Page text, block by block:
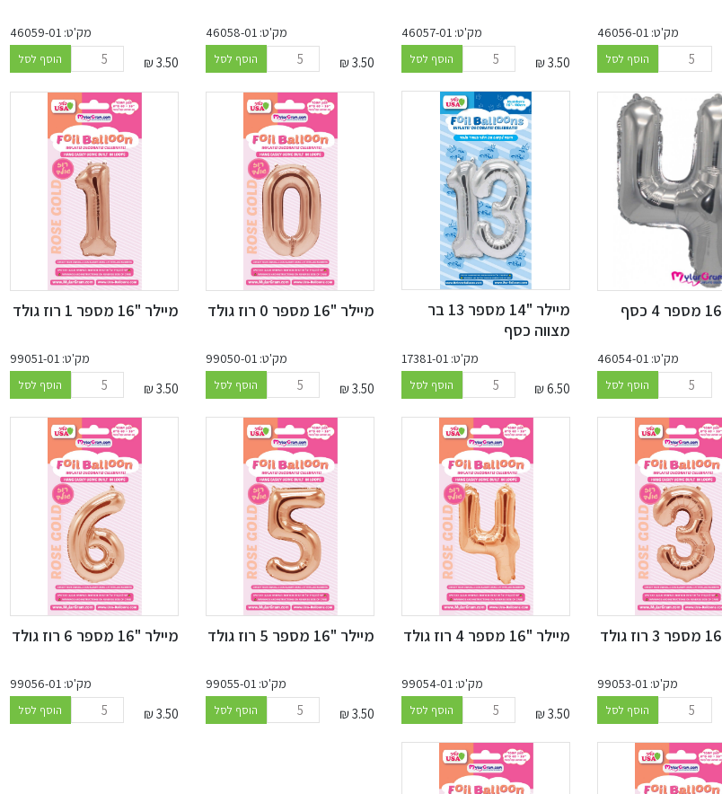
מק'ט: 46056-01
הוסף לסל 3.50
₪
מק'ט: 46057-01
הוסף לסל 3.50
₪
מק'ט: 46058-01
הוסף לסל 3.50
₪
מק'ט: 46059-01
הוסף לסל
מק'ט: 46054-01
הוסף לסל
מיילר "14 מספר 13 בר
מצווה כסף
6.50
₪
מק'ט: 17381-01
הוסף לסל
מיילר "16 מספר 0 רוז גולד
3.50
₪
מק'ט: 99050-01
הוסף לסל
מיילר "16 מספר 1 רוז גולד
3.50
₪
מק'ט: 99051-01
הוסף לסל
מק'ט: 99053-01
הוסף לסל
מיילר "16 מספר 4 רוז גולד
3.50
₪
מק'ט: 99054-01
הוסף לסל
מיילר "16 מספר 5 רוז גולד
3.50
₪
מק'ט: 99055-01
הוסף לסל
מיילר "16 מספר 6 רוז גולד
3.50
₪
מק'ט: 99056-01
הוסף לסל